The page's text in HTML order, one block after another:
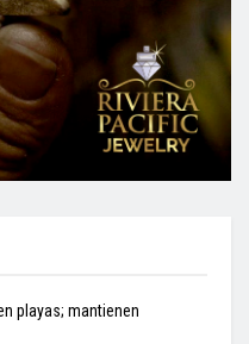
playas; mantienen